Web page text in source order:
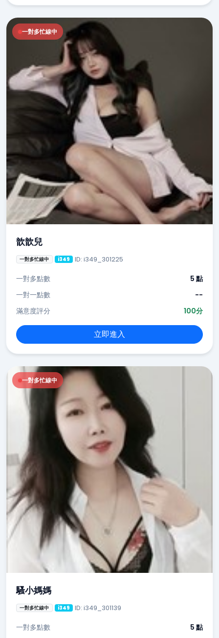
一對多忙線中
歆歆兒
一對多忙線中 i349 ID: i349_301225
一對多點數
5 點
一對一點數
--
滿意度評分
100分
立即進入
一對多忙線中
騷小媽媽
一對多忙線中 i349 ID: i349_301139
一對多點數 5 點